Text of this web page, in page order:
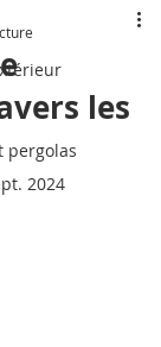
pergolas
les
2024